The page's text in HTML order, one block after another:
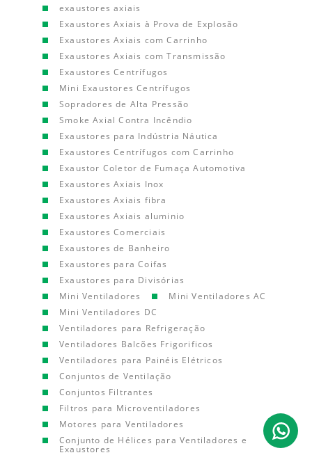
exaustores axiais
Exaustores Axiais à Prova de Explosão
Exaustores Axiais com Carrinho
Exaustores Axiais com Transmissão
Exaustores Centrífugos
Mini Exaustores Centrífugos
Sopradores de Alta Pressão
Smoke Axial Contra Incêndio
Exaustores para Indústria Náutica
Exaustores Centrífugos com Carrinho
Exaustor Coletor de Fumaça Automotiva
Exaustores Axiais Inox
Exaustores Axiais fibra
Exaustores Axiais aluminio
Exaustores Comerciais
Exaustores de Banheiro
Exaustores para Coifas
Exaustores para Divisórias
Mini Ventiladores
Mini Ventiladores AC
Mini Ventiladores DC
Ventiladores para Refrigeração
Ventiladores Balcões Frigorificos
Ventiladores para Painéis Elétricos
Conjuntos de Ventilação
Conjuntos Filtrantes
Filtros para Microventiladores
Motores para Ventiladores
Conjunto de Hélices para Ventiladores e
Exaustores